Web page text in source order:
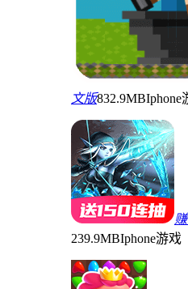
文版832.9MBIphone
239.9MBIphone游戏